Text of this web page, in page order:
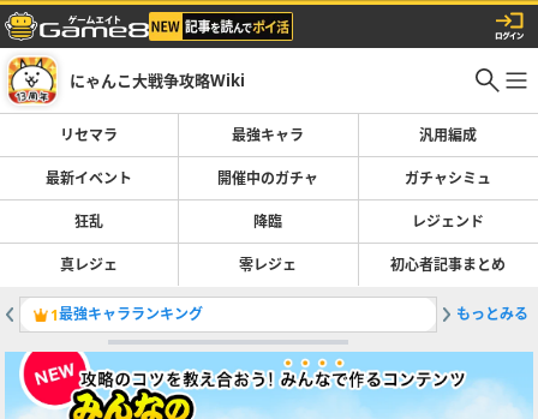
にゃんこ大戦争攻略Wiki
リセマラ 最強キャラ 汎用編成
最新イベント 開催中のガチャ ガチャシミュ
狂乱 降臨 レジェンド
真レジェ 零レジェ 初心者記事まとめ
1最強キャラランキング 2レジェ
もっとみる